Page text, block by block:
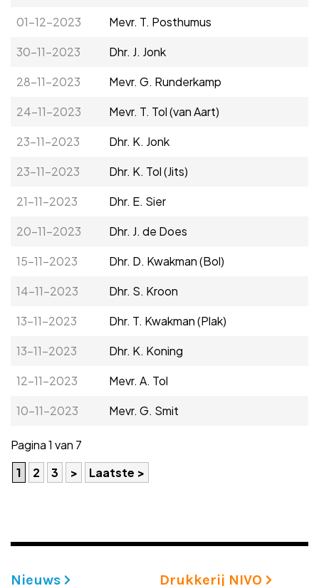
01-12-2023
Mevr. T. Posthumus
30-11-2023
Dhr. J. Jonk
28-11-2023
Mevr. G. Runderkamp
24-11-2023
Mevr. T. Tol (van Aart)
23-11-2023
Dhr. K. Jonk
23-11-2023
Dhr. K. Tol (Jits)
21-11-2023
Dhr. E. Sier
20-11-2023
Dhr. J. de Does
15-11-2023
Dhr. D. Kwakman (Bol)
14-11-2023
Dhr. S. Kroon
13-11-2023
Dhr. T. Kwakman (Plak)
13-11-2023
Dhr. K. Koning
12-11-2023
Mevr. A. Tol
10-11-2023
Mevr. G. Smit
Pagina 1 van 7
1
2 3 > Laatste >
Nieuws
Drukkerij NIVO